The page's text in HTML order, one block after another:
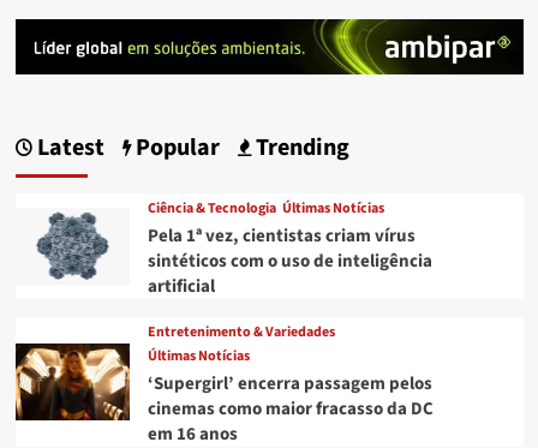
Latest Popular Trending
Ciência & Tecnologia Últimas Notícias
Pela 1ª vez, cientistas criam vírus
sintéticos com o uso de inteligência
artificial
Entretenimento & Variedades
Últimas Notícias
‘Supergirl’ encerra passagem pelos
cinemas como maior fracasso da DC
em 16 anos